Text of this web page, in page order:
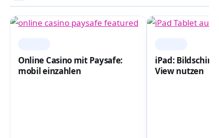
Online Casino mit Paysafe:
mobil einzahlen
iPad:
View nutzen